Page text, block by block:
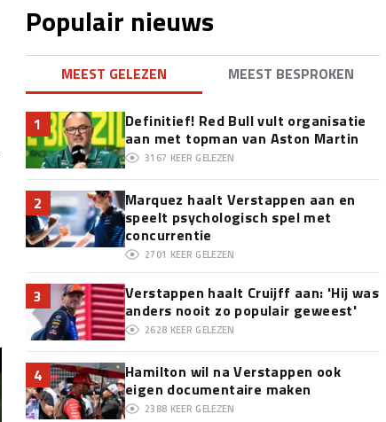
Populair nieuws
MEEST GELEZEN MEEST BESPROKEN
1
Definitief! Red Bull vult organisatie
aan met topman van Aston Martin
3167 KEER GELEZEN
2
Marquez haalt Verstappen aan en
speelt psychologisch spel met
concurrentie
2701 KEER GELEZEN
3
Verstappen haalt Cruijff aan: 'Hij was
anders nooit zo populair geweest'
2628 KEER GELEZEN
4
Hamilton wil na Verstappen ook
eigen documentaire maken
2388 KEER GELEZEN